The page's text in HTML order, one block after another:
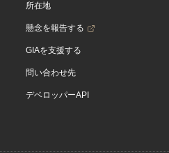
所在地
懸念を報告する
GIAを支援する
問い合わせ先
デベロッパーAPI